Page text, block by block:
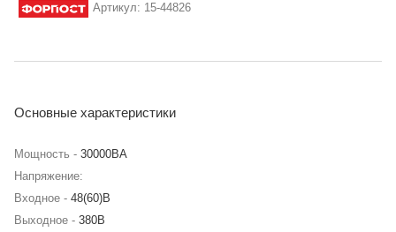
Артикул: 15-44826
Основные характеристики
Мощность - 30000BA
Напряжение:
Входное - 48(60)В
Выходное - 380В